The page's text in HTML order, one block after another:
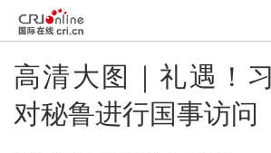
高清大图｜礼遇！
对秘鲁进行国事访问